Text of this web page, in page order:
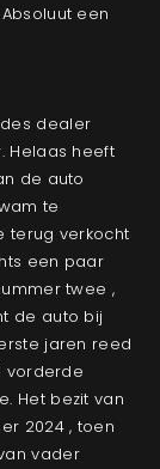
een
dealer
Helaas heeft
de auto
te
terug verkocht
een paar
twee ,
de auto bij
jaren reed
vorderde
Het bezit van
2024 , toen
vader